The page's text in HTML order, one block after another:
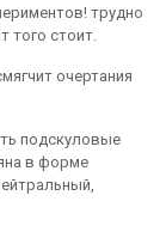
трудно
того стоит.
очертания
подскуловые
в форме